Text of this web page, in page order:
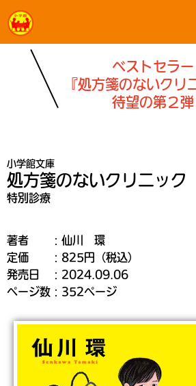
ベストセラー
『処方箋のないクリ
待望の第２弾
小学館文庫
処方箋のないクリニック
特別診療
著者 ：仙川 環
定価 ：825円（税込）
発売日 ：2024.09.06
ページ数：352ページ